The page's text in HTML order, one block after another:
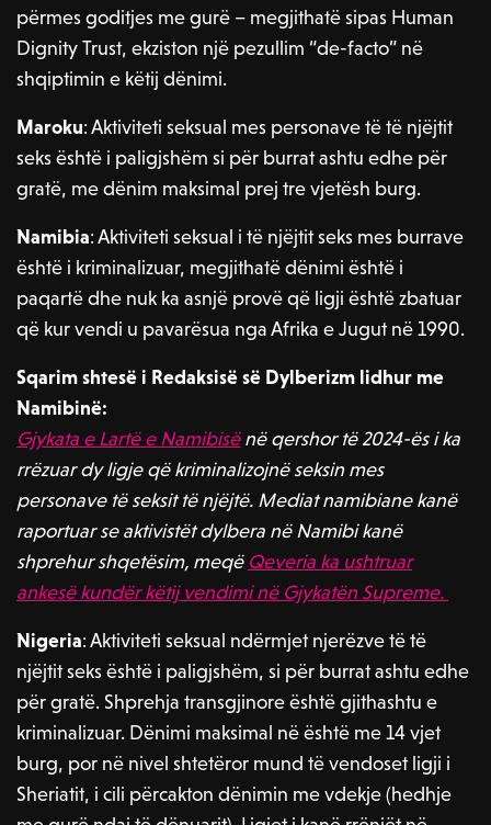
përmes goditjes me gurë – megjithatë sipas Human
Dignity Trust, ekziston një pezullim “de-facto” në
shqiptimin e këtij dënimi.
Maroku: Aktiviteti seksual mes personave të të njëjtit
seks është i paligjshëm si për burrat ashtu edhe për
gratë, me dënim maksimal prej tre vjetësh burg.
Namibia: Aktiviteti seksual i të njëjtit seks mes burrave
është i kriminalizuar, megjithatë dënimi është i
paqartë dhe nuk ka asnjë provë që ligji është zbatuar
që kur vendi u pavarësua nga Afrika e Jugut në 1990.
Sqarim shtesë i Redaksisë së Dylberizm lidhur me
Namibinë:
Gjykata e Lartë e Namibisënë qershor të 2024-ës i ka
rrëzuar dy ligje që kriminalizojnë seksin mes
personave të seksit të njëjtë. Mediat namibiane kanë
raportuar se aktivistët dylbera në Namibi kanë
shprehur shqetësim, meqë Qeveria ka ushtruar
ankesë kundër këtij vendimi në Gjykatën Supreme.
Nigeria: Aktiviteti seksual ndërmjet njerëzve të të
njëjtit seks është i paligjshëm, si për burrat ashtu edhe
për gratë. Shprehja transgjinore është gjithashtu e
kriminalizuar. Dënimi maksimal në është me 14 vjet
burg, por në nivel shtetëror mund të vendoset ligji i
Sheriatit, i cili përcakton dënimin me vdekje (hedhje